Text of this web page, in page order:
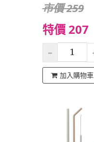
市價 259
特價 207
加入購物車